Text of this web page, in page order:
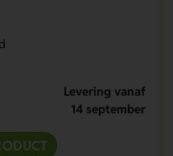
Levering vanaf
14 september